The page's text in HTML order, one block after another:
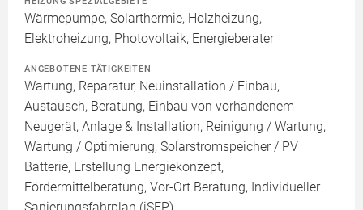
Wärmepumpe, Solarthermie, Holzheizung,
Elektroheizung, Photovoltaik, Energieberater
ANGEBOTENE TÄTIGKEITEN
Wartung, Reparatur, Neuinstallation / Einbau,
Austausch, Beratung, Einbau von vorhandenem
Neugerät, Anlage & Installation, Reinigung / Wartung,
Wartung / Optimierung, Solarstromspeicher / PV
Batterie, Erstellung Energiekonzept,
Fördermittelberatung, Vor-Ort Beratung, Individueller